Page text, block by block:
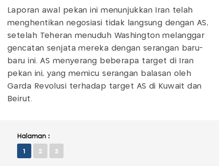
Laporan awal pekan ini menunjukkan Iran telah
menghentikan negosiasi tidak langsung dengan AS,
setelah Teheran menuduh Washington melanggar
gencatan senjata mereka dengan serangan baru-
baru ini. AS menyerang beberapa target di Iran
pekan ini, yang memicu serangan balasan oleh
Garda Revolusi terhadap target AS di Kuwait dan
Beirut.
Halaman :
1 2 3